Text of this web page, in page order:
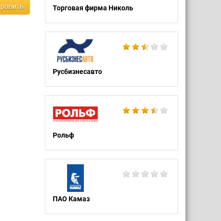
Торговая фирма Николь
Русбизнесавто
Рольф
ПАО Камаз